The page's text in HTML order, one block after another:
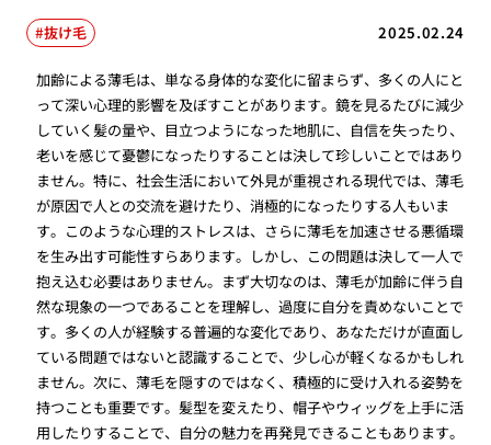
2025.02.24
抜け毛
加齢による薄毛は、単なる身体的な変化に留まらず、多くの人にと
って深い心理的影響を及ぼすことがあります。鏡を見るたびに減少
していく髪の量や、目立つようになった地肌に、自信を失ったり、
老いを感じて憂鬱になったりすることは決して珍しいことではあり
ません。特に、社会生活において外見が重視される現代では、薄毛
が原因で人との交流を避けたり、消極的になったりする人もいま
す。このような心理的ストレスは、さらに薄毛を加速させる悪循環
を生み出す可能性すらあります。しかし、この問題は決して一人で
抱え込む必要はありません。まず大切なのは、薄毛が加齢に伴う自
然な現象の一つであることを理解し、過度に自分を責めないことで
す。多くの人が経験する普遍的な変化であり、あなただけが直面し
ている問題ではないと認識することで、少し心が軽くなるかもしれ
ません。次に、薄毛を隠すのではなく、積極的に受け入れる姿勢を
持つことも重要です。髪型を変えたり、帽子やウィッグを上手に活
用したりすることで、自分の魅力を再発見できることもあります。